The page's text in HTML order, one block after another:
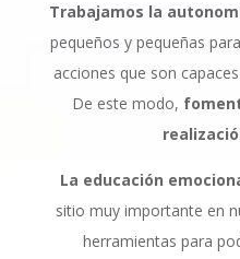
Trabajamos la
pequeños y pequeñas
acciones que son
De este modo,
La educación
sitio muy importante en
herramientas para